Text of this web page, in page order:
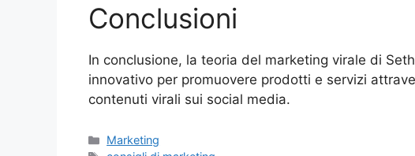
Conclusioni
In conclusione, la teoria del marketing virale di
innovativo per promuovere prodotti e servizi
contenuti virali sui social media.
Categorie
Marketing